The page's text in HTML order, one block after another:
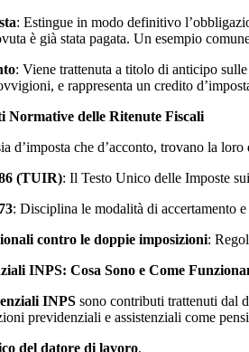
: Estingue in modo definitivo
è già stata pagata. Un esempio
: Viene trattenuta a titolo di anticipo
e rappresenta un credito
Normative delle Ritenute Fiscali
d’imposta che d’acconto, trovano la
(TUIR): Il Testo Unico delle Imposte
: Disciplina le modalità di accertamento
contro le doppie imposizioni:
INPS: Cosa Sono e Come
INPS sono contributi trattenuti dal
previdenziali e assistenziali come
del datore di lavoro.